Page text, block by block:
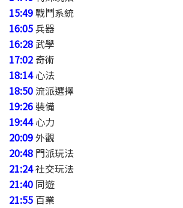
15:49戰鬥系統
16:05兵器
16:28 武學
17:02奇術
18:14心法
18:50 流派選擇
19:26裝備
19:44心力
20:09外觀
20:48 門派玩法
21:24社交玩法
21:40 同遊
21:55 百業